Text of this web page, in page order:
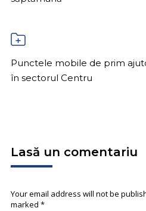
Punctele mobile de prim
în sectorul Centru
Lasă un comentariu
Your email address will not be
marked *